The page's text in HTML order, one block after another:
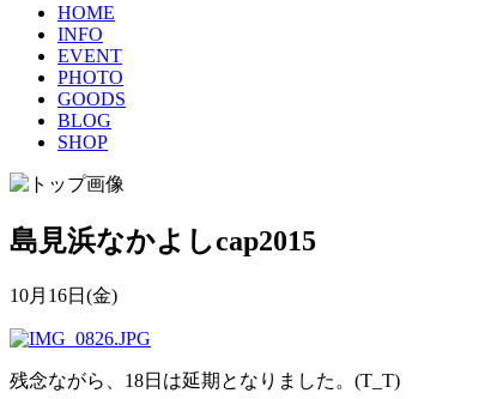
HOME
INFO
EVENT
PHOTO
GOODS
BLOG
SHOP
島見浜なかよしcap2015
10月16日(金)
残念ながら、18日は延期となりました。(T_T)